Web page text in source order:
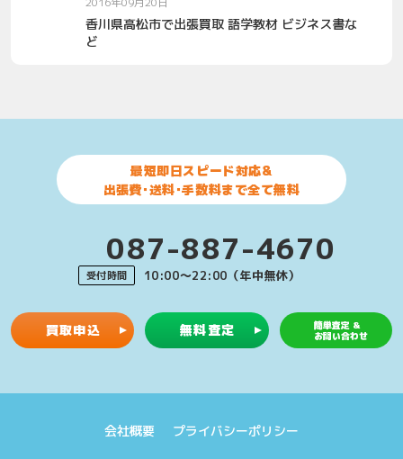
香川県高松市で出張買取 語学教材 ビジネス書な
ど
最短即日スピード対応&
出張費･送料･手数料まで全て無料
087-887-4670
受付時間 10:00〜22:00（年中無休）
買取申込 無料査定
簡単査定 &
お問い合わせ
会社概要 プライバシーポリシー